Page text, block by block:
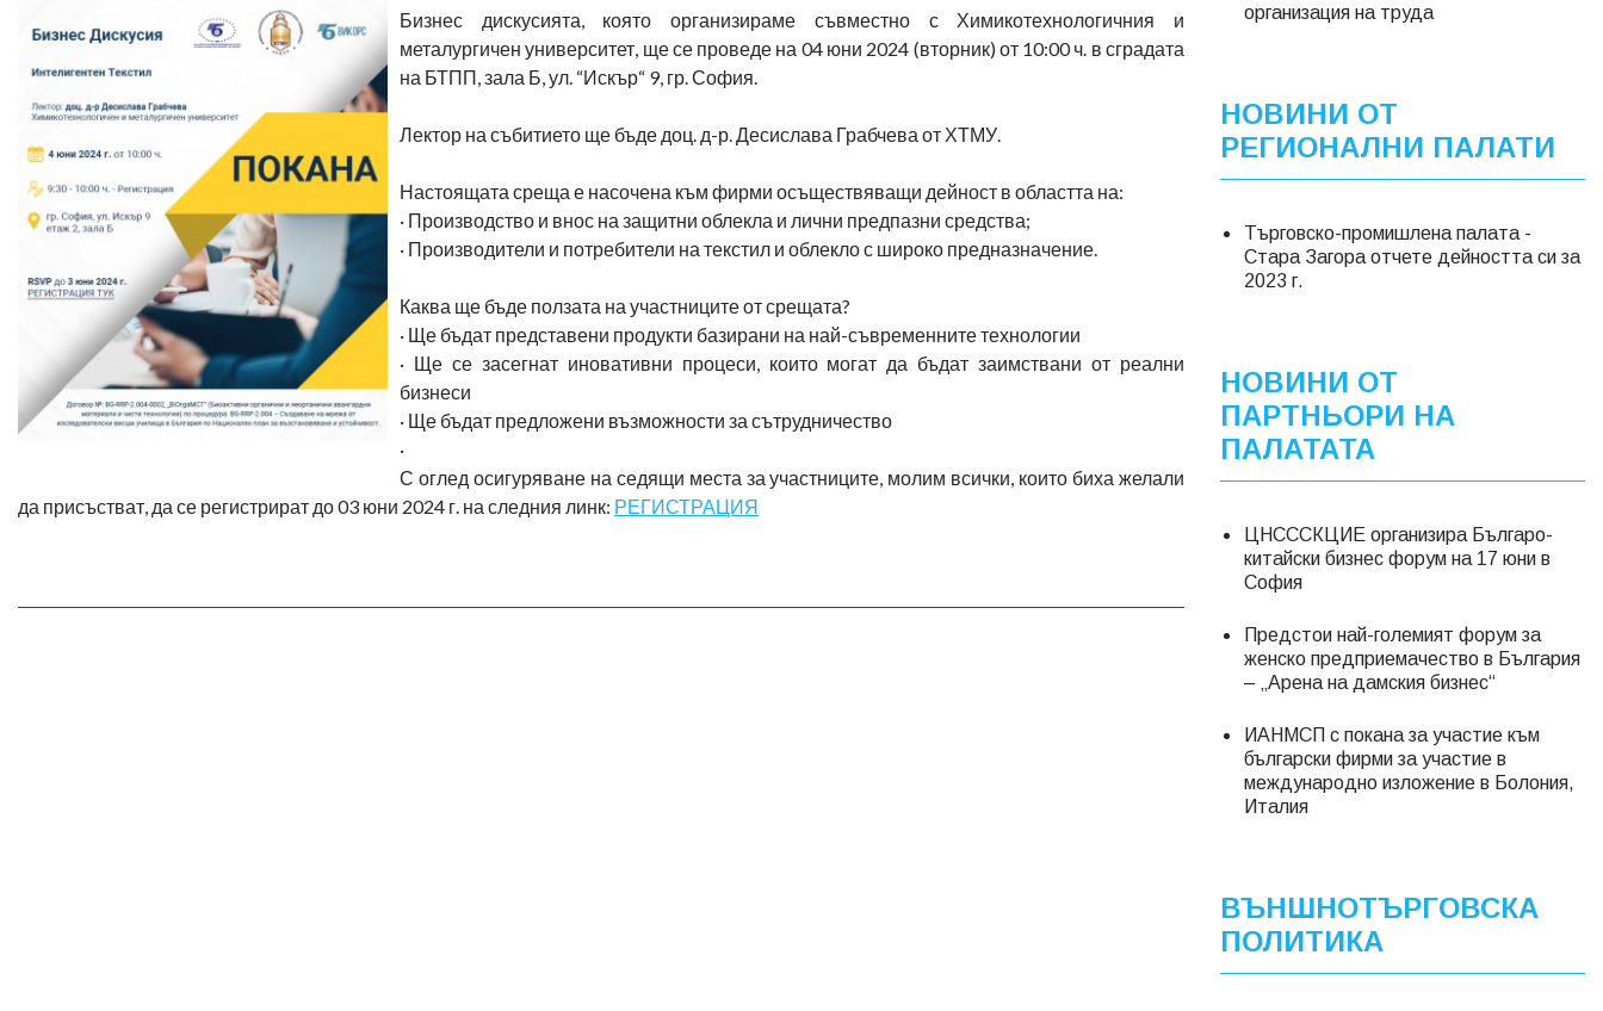
Бизнес дискусията, която организираме съвместно с Химикотехнологичния и
металургичен университет, ще се проведе на 04 юни 2024 (вторник) от 10:00 ч. в сградата
на БТПП, зала Б, ул. “Искър“ 9, гр. София.
Лектор на събитието ще бъде доц. д-р. Десислава Грабчева от ХТМУ.
Настоящата среща е насочена към фирми осъществяващи дейност в областта на:
· Производство и внос на защитни облекла и лични предпазни средства;
· Производители и потребители на текстил и облекло с широко предназначение.
Каква ще бъде ползата на участниците от срещата?
· Ще бъдат представени продукти базирани на най-съвременните технологии
· Ще се засегнат иновативни процеси, които могат да бъдат заимствани от реални
бизнеси
· Ще бъдат предложени възможности за сътрудничество
·
С оглед осигуряване на седящи места за участниците, молим всички, които биха желали
да присъстват, да се регистрират до 03 юни 2024 г. на следния линк: РЕГИСТРАЦИЯ
организация на труда
НОВИНИ ОТ
РЕГИОНАЛНИ ПАЛАТИ
Търговско-промишлена палата -
Стара Загора отчете дейността си за
2023 г.
НОВИНИ ОТ
ПАРТНЬОРИ НА
ПАЛАТАТА
ЦНСССКЦИЕ организира Българо-
китайски бизнес форум на 17 юни в
София
Предстои най-големият форум за
женско предприемачество в България
– „Арена на дамския бизнес“
ИАНМСП с покана за участие към
български фирми за участие в
международно изложение в Болония,
Италия
ВЪНШНОТЪРГОВСКА
ПОЛИТИКА